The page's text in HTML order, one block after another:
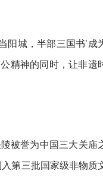
阳城，半部三国书’成
精神的同时，让非遗
被誉为中国三大关庙
第三批国家级非物质